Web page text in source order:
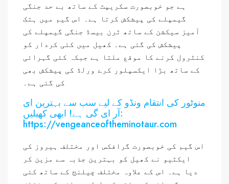
ہے جو خوبصورت سکریپٹ کے ساتھ بے حد جنگی
گیمپلے کی پیشکش کرتا ہے۔ اس گیم میں ہتک
آمیز سیکشن کے ساتھ ٹرن بیسڈ جنگی گیمپلے کی
پیشکش کی گئی ہے۔ کھیل میں کئی کردار کو
کنٹرول کرنے کا موقع ملتا ہے جبکہ کئی گہرائی
کے ساتھ بڑا ایکسپلور کرے ورلڈ کی پیشکش بھی
کی گئی ہے۔
منوٹور کی انتقام ونڈو کے لیے سب سے بہترین ای
آر ای گی ہے! ابھی کھیلیں:
https://vengeanceoftheminotaur.com
اس گیم کی خوبصورت گرافکس اور مختلف ہیروز کی
ایکٹیو نے کھیل کو بہترین جذبہ سے مزین کر
دیا ہے۔ اس کے علاوہ مختلف چیلنج کے ساتھ کئی